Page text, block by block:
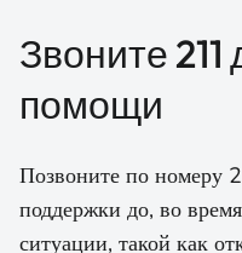
Звоните
помощи
Позвоните по номеру
поддержки до, во
ситуации, такой как